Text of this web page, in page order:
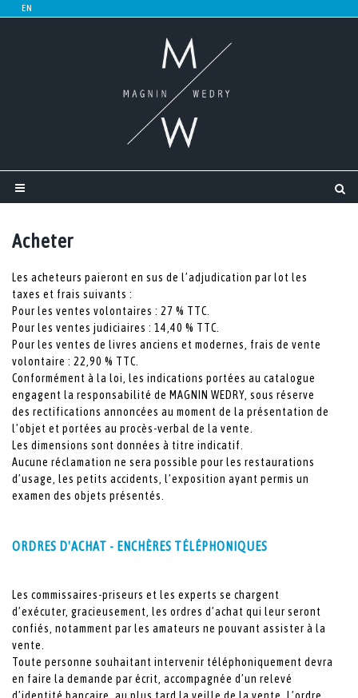
Acheter
Les acheteurs paieront en sus de l’adjudication par lot les
taxes et frais suivants :
Pour les ventes volontaires : 27 % TTC.
Pour les ventes judiciaires : 14,40 % TTC.
Pour les ventes de livres anciens et modernes, frais de vente
volontaire : 22,90 % TTC.
Conformément à la loi, les indications portées au catalogue
engagent la responsabilité de MAGNIN WEDRY, sous réserve
des rectifications annoncées au moment de la présentation de
l’objet et portées au procès-verbal de la vente.
Les dimensions sont données à titre indicatif.
Aucune réclamation ne sera possible pour les restaurations
d’usage, les petits accidents, l’exposition ayant permis un
examen des objets présentés.
ORDRES D'ACHAT - ENCHÈRES TÉLÉPHONIQUES
Les commissaires-priseurs et les experts se chargent
d’exécuter, gracieusement, les ordres d’achat qui leur seront
confiés, notamment par les amateurs ne pouvant assister à la
vente.
Toute personne souhaitant intervenir téléphoniquement devra
en faire la demande par écrit, accompagnée d’un relevé